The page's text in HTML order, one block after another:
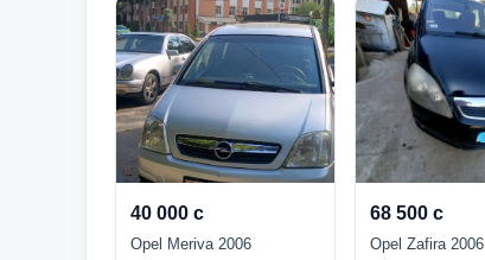
40 000 с
Opel Meriva 2006
68 500 с
Opel Zafira 2006